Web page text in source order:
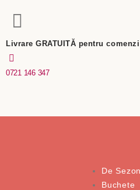
Livrare GRATUITĂ pentru
0721 146 347
De Sezon
Buchete